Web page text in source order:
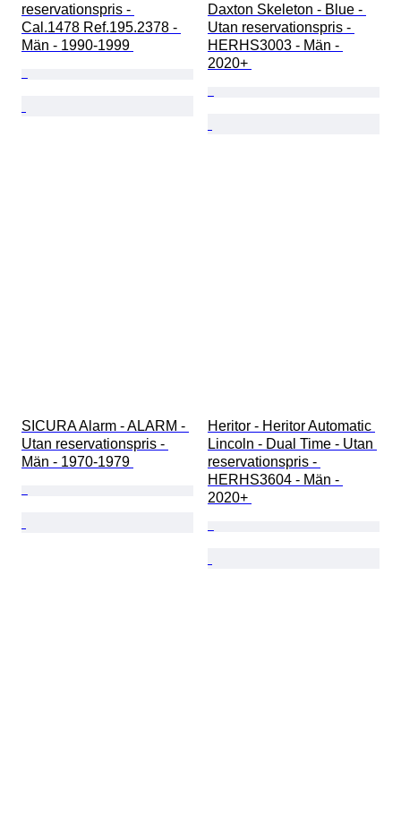
reservationspris -
Cal.1478 Ref.195.2378 -
Män - 1990-1999
Daxton Skeleton - Blue -
Utan reservationspris -
HERHS3003 - Män -
2020+
SICURA Alarm - ALARM -
Utan reservationspris -
Män - 1970-1979
Heritor - Heritor Automatic
Lincoln - Dual Time - Utan
reservationspris -
HERHS3604 - Män -
2020+